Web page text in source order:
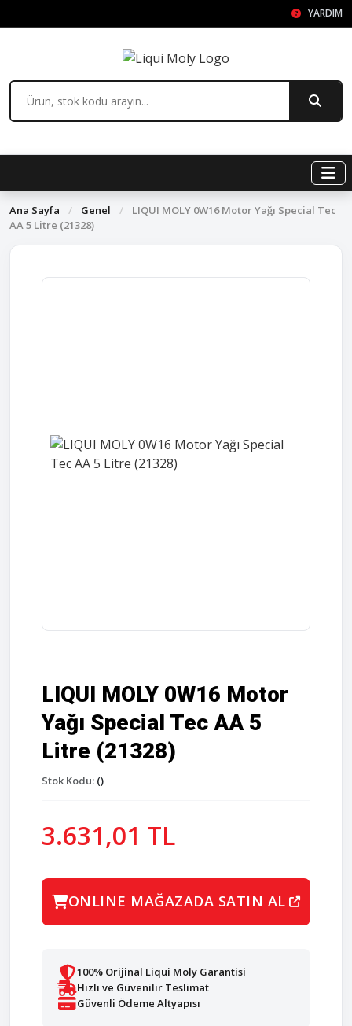
YARDIM
Ana Sayfa / Genel /
LIQUI MOLY 0W16 Motor Yağı Special Tec
AA 5 Litre (21328)
LIQUI MOLY 0W16 Motor
Yağı Special Tec AA 5
Litre (21328)
Stok Kodu: ()
3.631,01 TL
ONLINE MAĞAZADA SATIN AL
100% Orijinal Liqui Moly Garantisi
Hızlı ve Güvenilir Teslimat
Güvenli Ödeme Altyapısı